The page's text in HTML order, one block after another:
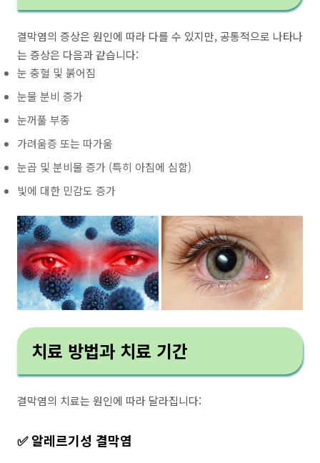
결막염의 증상은 원인에 따라 다를 수 있지만, 공통적으로 나타나
는 증상은 다음과 같습니다:
눈 충혈 및 붉어짐
눈물 분비 증가
눈꺼풀 부종
가려움증 또는 따가움
눈곱 및 분비물 증가 (특히 아침에 심함)
빛에 대한 민감도 증가
치료 방법과 치료 기간
결막염의 치료는 원인에 따라 달라집니다:
✅ 알레르기성 결막염